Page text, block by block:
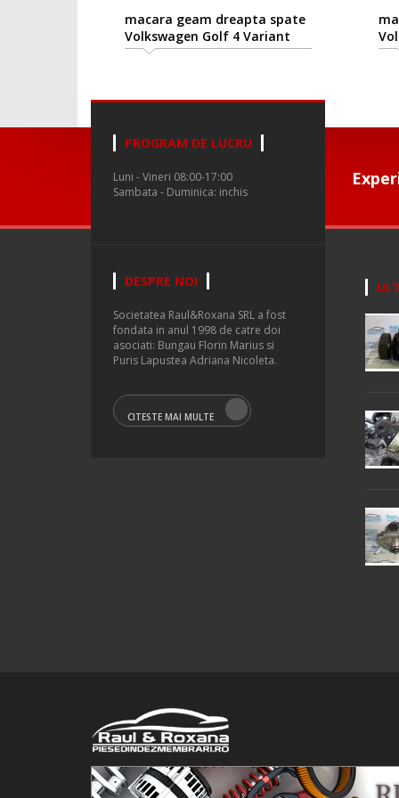
macara geam dreapta spate
Volkswagen Golf 4 Variant
(1J5) 1999/05-2006/06
(1J5)
PROGRAM DE LUCRU
Luni - Vineri 08:00-17:00
Sambata - Duminica: inchis
DESPRE NOI
Societatea Raul&Roxana SRL a fost
fondata in anul 1998 de catre doi
asociati: Bungau Florin Marius si
Puris Lapustea Adriana Nicoleta.
CITESTE MAI MULTE
© 2016 Raul&Roxana SRL. Toate drepturile rezervate.